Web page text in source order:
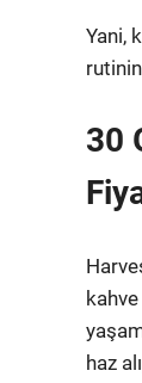
Yani,
30
haz